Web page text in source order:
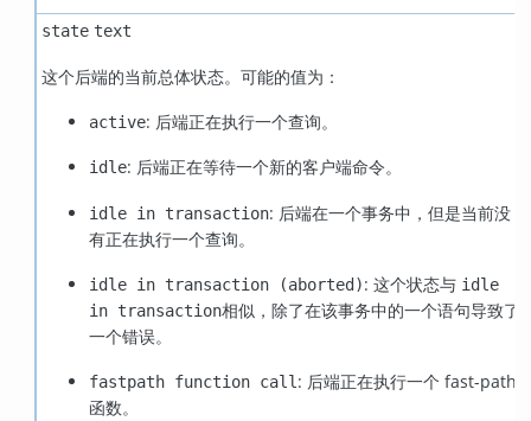
state text
这个后端的当前总体状态。可能的值为：
active: 后端正在执行一个查询。
idle: 后端正在等待一个新的客户端命令。
idle in transaction: 后端在一个事务中，但是当前没
有正在执行一个查询。
idle in transaction (aborted): 这个状态与 idle
in transaction相似，除了在该事务中的一个语句导致了
一个错误。
fastpath function call : 后端正在执行一个 fast-path
函数。